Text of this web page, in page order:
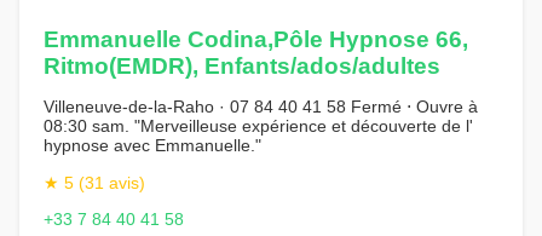
Emmanuelle Codina,Pôle Hypnose 66,
Ritmo(EMDR), Enfants/ados/adultes
Villeneuve-de-la-Raho · 07 84 40 41 58 Fermé ⋅ Ouvre à
08:30 sam. "Merveilleuse expérience et découverte de l'
hypnose avec Emmanuelle."
★ 5 (31 avis)
+33 7 84 40 41 58